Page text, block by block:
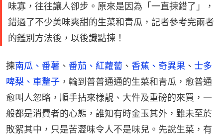
味寡，往往讓人卻步。原來是因為「一直揀錯了」，
錯過了不少美味爽甜的生菜和青瓜，記者參考完兩者
的鑑別方法後，以後識點揀！
揀南瓜、番薯 、 番茄、紅蘿蔔 、 香蕉、奇異果 、 士多
啤梨、車釐子 ，輪到普普通通的生菜和青瓜，愈普通
愈叫人忽略，順手拈來樣靚、大件及重磅的來買，一
般都是消費者的心態，誰知有時金玉其外，雖未至於
敗絮其中，只是苦澀味令人不是味兒。先說生菜，有